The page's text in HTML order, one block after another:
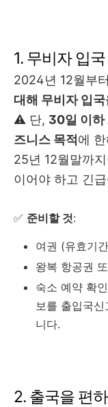
1. 무비자 입
2024년 12월부
대해 무비자 입
⚠️ 단, 30일 이하
즈니스 목적에
25년 12월말까
이어야 하고 긴
✅ 준비할 것:
여권 (유효기
왕복 항공권
숙소 예약 확
보를 출입국
니다.
2. 출국을 편